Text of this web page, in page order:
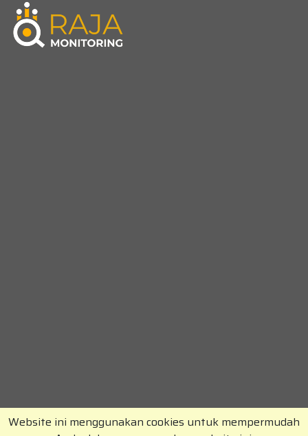
Website ini menggunakan cookies untuk mempermudah